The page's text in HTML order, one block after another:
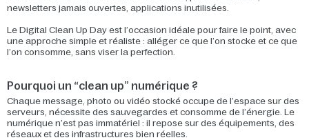
newsletters jamais ouvertes, applications inutilisées.
Le Digital Clean Up Day est l’occasion idéale pour faire le point, avec
une approche simple et réaliste : alléger ce que l’on stocke et ce que
l’on consomme, sans viser la perfection.
Pourquoi un “clean up” numérique ?
Chaque message, photo ou vidéo stocké occupe de l’espace sur des
serveurs, nécessite des sauvegardes et consomme de l’énergie. Le
numérique n’est pas immatériel : il repose sur des équipements, des
réseaux et des infrastructures bien réelles.